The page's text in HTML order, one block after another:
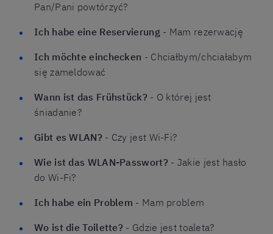
Pan/Pani powtórzyć?
Ich habe eine Reservierung - Mam rezerwację
Ich möchte einchecken - Chciałbym/chciałabym
się zameldować
Wann ist das Frühstück? - O której jest
śniadanie?
Gibt es WLAN? - Czy jest Wi-Fi?
Wie ist das WLAN-Passwort? - Jakie jest hasło
do Wi-Fi?
Ich habe ein Problem - Mam problem
Wo ist die Toilette? - Gdzie jest toaleta?